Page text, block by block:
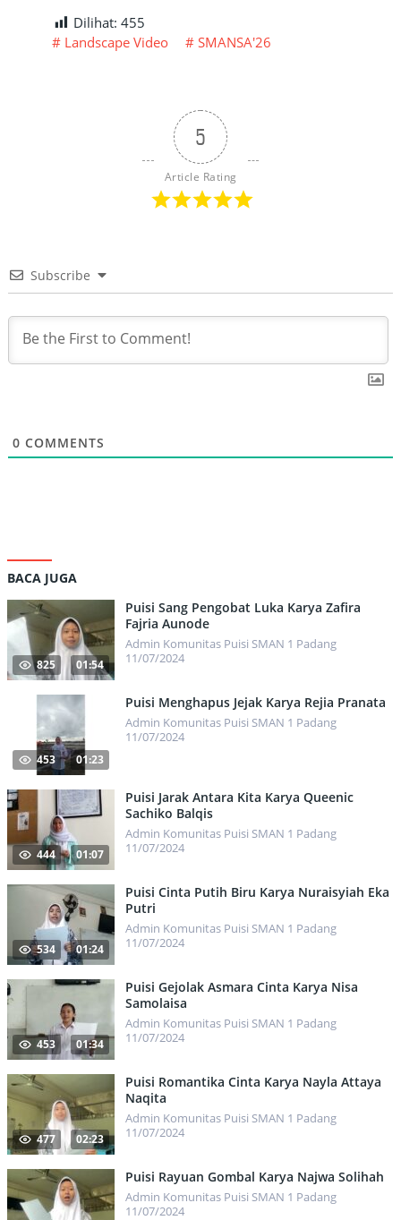
Dilihat: 455
Landscape Video
SMANSA'26
5
Article Rating
Subscribe
0 COMMENTS
BACA JUGA
825 01:54
Puisi Sang Pengobat Luka Karya Zafira
Fajria Aunode
Admin Komunitas Puisi SMAN 1 Padang
11/07/2024
453 01:23
Puisi Menghapus Jejak Karya Rejia Pranata
Admin Komunitas Puisi SMAN 1 Padang
11/07/2024
444 01:07
Puisi Jarak Antara Kita Karya Queenic
Sachiko Balqis
Admin Komunitas Puisi SMAN 1 Padang
11/07/2024
534 01:24
Puisi Cinta Putih Biru Karya Nuraisyiah Eka
Putri
Admin Komunitas Puisi SMAN 1 Padang
11/07/2024
453 01:34
Puisi Gejolak Asmara Cinta Karya Nisa
Samolaisa
Admin Komunitas Puisi SMAN 1 Padang
11/07/2024
477 02:23
Puisi Romantika Cinta Karya Nayla Attaya
Naqita
Admin Komunitas Puisi SMAN 1 Padang
11/07/2024
Puisi Rayuan Gombal Karya Najwa Solihah
Admin Komunitas Puisi SMAN 1 Padang
11/07/2024